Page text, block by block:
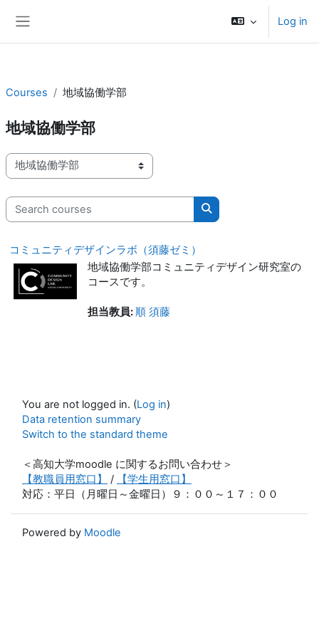
Log in
Courses 地域協働学部
地域協働学部
Course categories
Search courses
Search courses
コミュニティデザインラボ（須藤ゼミ）
地域協働学部コミュニティデザイン研究室の
コースです。
担当教員: 順 須藤
You are not logged in. (Log in)
Data retention summary
Switch to the standard theme
＜高知大学moodle に関するお問い合わせ＞
【教職員用窓口】
/
【学生用窓口】
対応：平日（月曜日～金曜日）９：００～１７：００
Powered by Moodle